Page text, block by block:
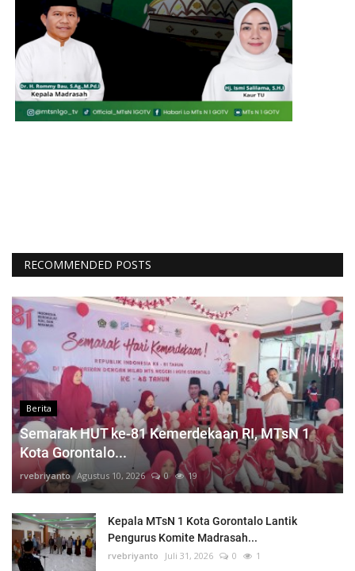
RECOMMENDED POSTS
Berita
Semarak HUT ke-81 Kemerdekaan RI, MTsN 1
Kota Gorontalo...
rvebriyanto Agustus 10, 2026 0 19
Kepala MTsN 1 Kota Gorontalo Lantik
Pengurus Komite Madrasah...
rvebriyanto Juli 31, 2026 0 1